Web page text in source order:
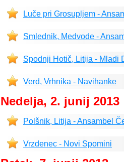
Luče pri Grosupljem -
Smlednik, Medvode -
Spodnji Hotič, Litija - Mladi
Verd, Vrhnika - Navihanke
Nedelja, 2. junij 2013
Polšnik, Litija - Ansambel
Vrzdenec - Novi Spomini